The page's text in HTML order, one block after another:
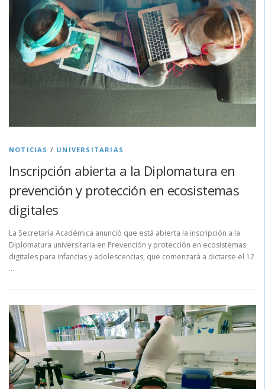
NOTICIAS / UNIVERSITARIAS
Inscripción abierta a la Diplomatura en
prevención y protección en ecosistemas
digitales
La Secretaría Académica anunció que está abierta la inscripción a la
Diplomatura universitaria en Prevención y protección en ecosistemas
digitales para infancias y adolescencias, que comenzará a dictarse el 12
…